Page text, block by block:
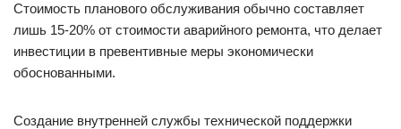
Стоимость планового обслуживания обычно составляет
лишь 15-20% от стоимости аварийного ремонта, что делает
инвестиции в превентивные меры экономически
обоснованными.
Создание внутренней службы технической поддержки